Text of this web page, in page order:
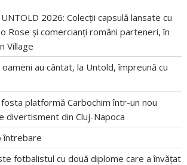
2026: Colecții capsulă lansate cu
Rose și comercianți români parteneri, în
Village
au cântat, la Untold, împreună cu
platformă Carbochim într-un nou
divertisment din Cluj-Napoca
întrebare
fotbalistul cu două diplome care a învățat